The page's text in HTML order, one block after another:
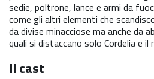
sedie, poltrone, lance e armi da
come gli altri elementi che
da divise minacciose ma anche da
quali si distaccano solo Cordelia e
Il cast